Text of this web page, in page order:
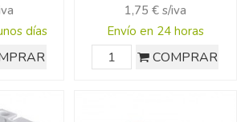
días
1,75 € s/iva
Envío en 24 horas
COMPRAR